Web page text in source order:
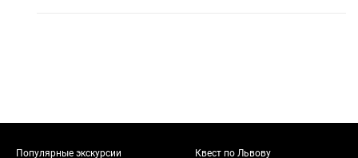
Популярные экскурсии Квест по Львову